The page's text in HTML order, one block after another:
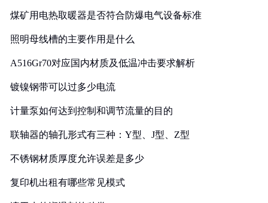
煤矿用电热取暖器是否符合防爆电气设备标准
照明母线槽的主要作用是什么
A516Gr70对应国内材质及低温冲击要求解析
镀镍钢带可以过多少电流
计量泵如何达到控制和调节流量的目的
联轴器的轴孔形式有三种：Y型、J型、Z型
不锈钢材质厚度允许误差是多少
复印机出租有哪些常见模式